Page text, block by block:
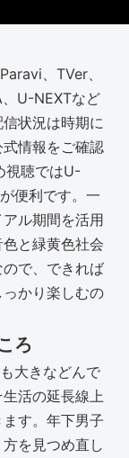
、TVer、
U-NEXTなど
状況は時期に
情報をご確認
視聴ではU-
便利です。一
ル期間を活用
と緑黄色社会
で、できれば
かり楽しむの
ろ
大きなどんで
活の延長線上
す。年下男子
を見つめ直し